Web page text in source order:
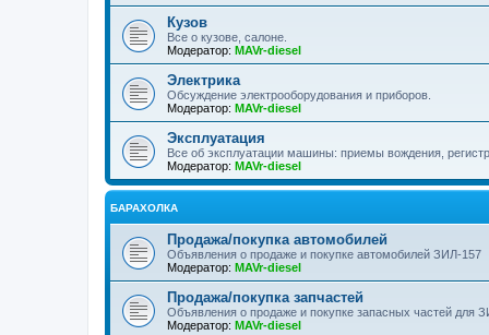
Кузов
Все о кузове, салоне.
Модератор: MAVr-diesel
Электрика
Обсуждение электрооборудования и приборов.
Модератор: MAVr-diesel
Эксплуатация
Все об эксплуатации машины: приемы вождения,
Модератор: MAVr-diesel
БАРАХОЛКА
Продажа/покупка автомобилей
Объявления о продаже и покупке автомобилей ЗИЛ-157
Модератор: MAVr-diesel
Продажа/покупка запчастей
Объявления о продаже и покупке запасных частей для
Модератор: MAVr-diesel